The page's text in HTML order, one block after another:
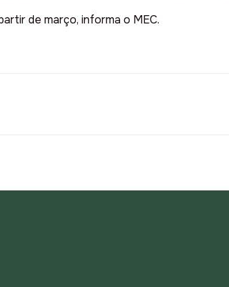
de março, informa o MEC.